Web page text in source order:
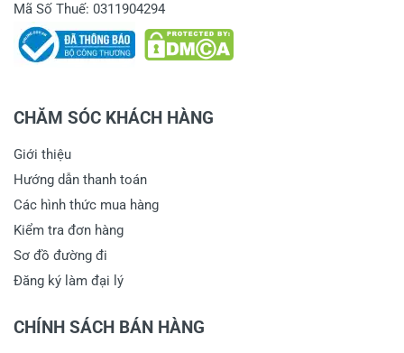
Mã Số Thuế: 0311904294
CHĂM SÓC KHÁCH HÀNG
Giới thiệu
Hướng dẫn thanh toán
Các hình thức mua hàng
Kiểm tra đơn hàng
Sơ đồ đường đi
Đăng ký làm đại lý
CHÍNH SÁCH BÁN HÀNG